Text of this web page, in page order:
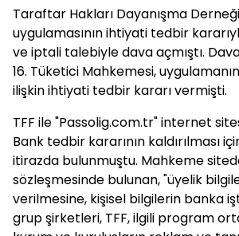
Taraftar Hakları Dayanışma
uygulamasının ihtiyati tedbir
ve iptali talebiyle dava açmıştı.
16. Tüketici Mahkemesi,
ilişkin ihtiyati tedbir kararı vermişti.
TFF ile "Passolig.com.tr" internet
Bank tedbir kararının kaldırılması
itirazda bulunmuştu. Mahkeme
sözleşmesinde bulunan, "üyelik
verilmesine, kişisel bilgilerin banka
grup şirketleri, TFF, ilgili program